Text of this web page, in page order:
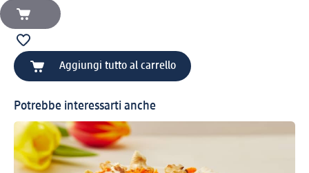
Aggiungi tutto al carrello
Potrebbe interessarti anche